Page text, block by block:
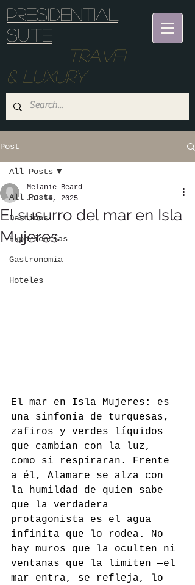
Presidential
suite
Travel
& Luxury
Post
All Posts
Destinos
Experiencias
Gastronomia
Hoteles
All Posts
El susurro del mar en Isla
Mujeres
Melanie Beard
Jul 14, 2025
El mar en Isla Mujeres: es
una sinfonía de turquesas,
zafiros y verdes líquidos
que cambian con la luz,
como si respiraran. Frente
a él, Alamare se alza con
la humildad de quien sabe
que la verdadera
protagonista es el agua
infinita que lo rodea. No
hay muros que la oculten ni
ventanas que la limiten —el
mar entra, se refleja, lo